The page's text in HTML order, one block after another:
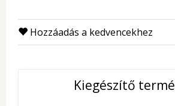
Hozzáadás a kedvencekhez
Kiegészítő